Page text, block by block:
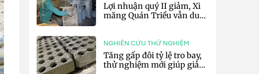
Lợi nhuận quý II giảm, Xi
măng Quán Triều vẫn duy
NGHIÊN CỨU THỬ NGHIỆM
Tăng gấp đôi tỷ lệ tro bay,
thử nghiệm mới giúp giảm